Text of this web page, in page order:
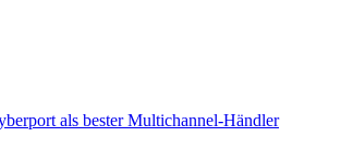
als bester Multichannel-Händler